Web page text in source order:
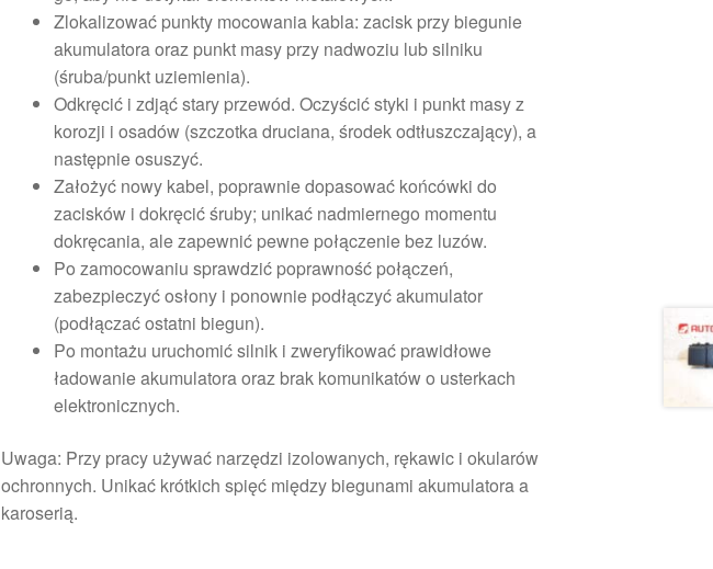
Zlokalizować punkty mocowania kabla: zacisk przy biegunie
akumulatora oraz punkt masy przy nadwoziu lub silniku
(śruba/punkt uziemienia).
Odkręcić i zdjąć stary przewód. Oczyścić styki i punkt masy z
korozji i osadów (szczotka druciana, środek odtłuszczający), a
następnie osuszyć.
Założyć nowy kabel, poprawnie dopasować końcówki do
zacisków i dokręcić śruby; unikać nadmiernego momentu
dokręcania, ale zapewnić pewne połączenie bez luzów.
Po zamocowaniu sprawdzić poprawność połączeń,
zabezpieczyć osłony i ponownie podłączyć akumulator
(podłączać ostatni biegun).
Po montażu uruchomić silnik i zweryfikować prawidłowe
ładowanie akumulatora oraz brak komunikatów o usterkach
elektronicznych.
Uwaga: Przy pracy używać narzędzi izolowanych, rękawic i okularów
ochronnych. Unikać krótkich spięć między biegunami akumulatora a
karoserią.